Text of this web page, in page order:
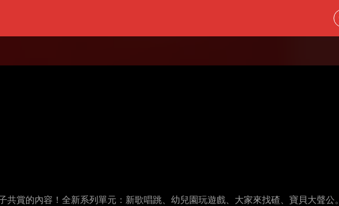
賞的內容！全新系列單元：新歌唱跳、幼兒園玩遊戲、大家來找碴、寶貝大聲公。